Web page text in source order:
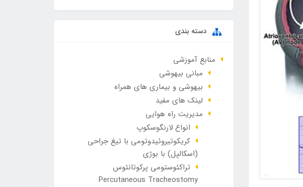
دسته بندی
منابع آموزشی
مبانی بیهوشی
بیهوشی و بیماری های همراه
لینک های مفید
مدیریت راه هوایی
انواع لارنگوسکوپ
کریکوتیروئیدوتومی با تیغ جراحی
(اسکالپل) با بوژی
تراکئوستومی پرکوتانئوس
Percutaneous Tracheostomy